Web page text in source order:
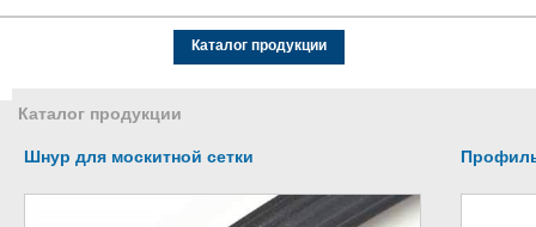
Каталог продукции
Каталог продукции
Шнур для москитной сетки